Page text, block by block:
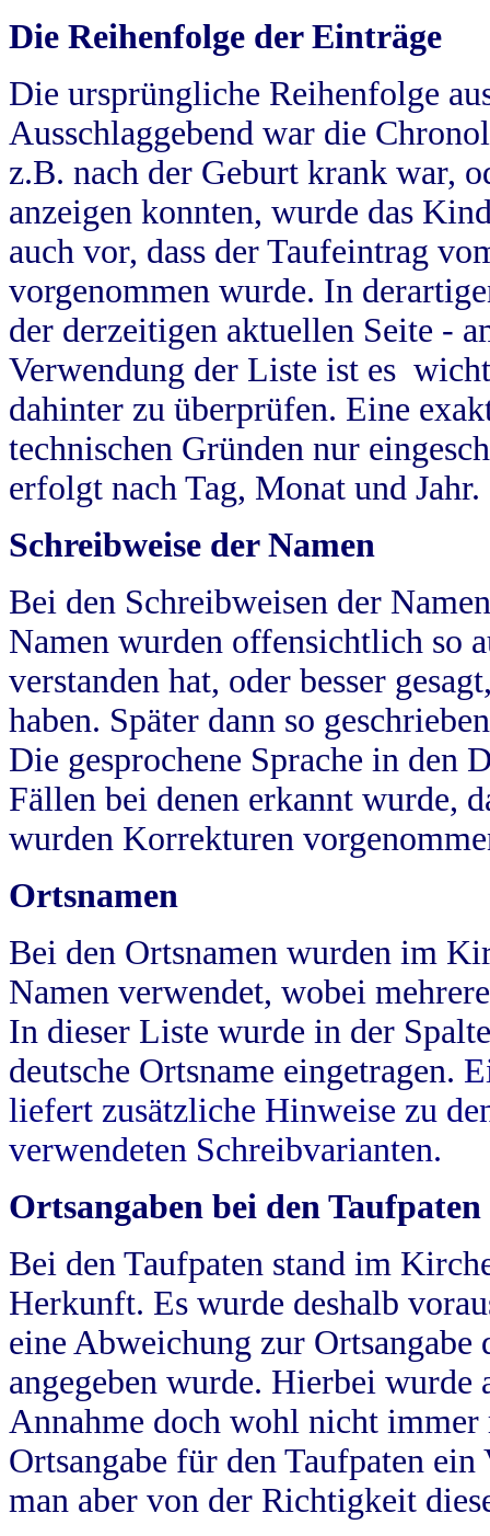
Die Reihenfolge der Einträge
Die ursprüngliche Reihenfolge
Ausschlaggebend war die
z.B. nach der Geburt krank war,
anzeigen konnten, wurde das
auch vor, dass der Taufeintrag
vorgenommen wurde. In
der derzeitigen aktuellen Seite -
Verwendung der Liste ist es
dahinter zu überprüfen. Eine
technischen Gründen nur
erfolgt nach Tag, Monat und Jahr.
Schreibweise der Namen
Bei den Schreibweisen der
Namen wurden offensichtlich so
verstanden hat, oder besser
haben. Später dann so
Die gesprochene Sprache in
Fällen bei denen erkannt wurde,
wurden Korrekturen
Ortsnamen
Bei den Ortsnamen wurden im
Namen verwendet, wobei
In dieser Liste wurde in der
deutsche Ortsname eingetragen.
liefert zusätzliche Hinweise zu
verwendeten Schreibvarianten.
Ortsangaben bei den Taufpaten
Bei den Taufpaten stand im
Herkunft. Es wurde deshalb
eine Abweichung zur
angegeben wurde. Hierbei wurde
Annahme doch wohl nicht
Ortsangabe für den Taufpaten
man aber von der Richtigkeit